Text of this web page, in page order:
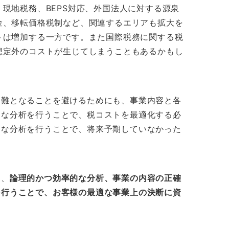
地税務、BEPS対応、外国法人に対する源泉
移転価格税制など、関連するエリアも拡大を
増加する一方です。また国際税務に関する税
外のコストが生じてしまうこともあるかもし
となることを避けるためにも、事業内容と各
分析を行うことで、税コストを最適化する必
分析を行うことで、将来予期していなかった
論理的かつ効率的な分析、事業の内容の正確
うことで、お客様の最適な事業上の決断に資